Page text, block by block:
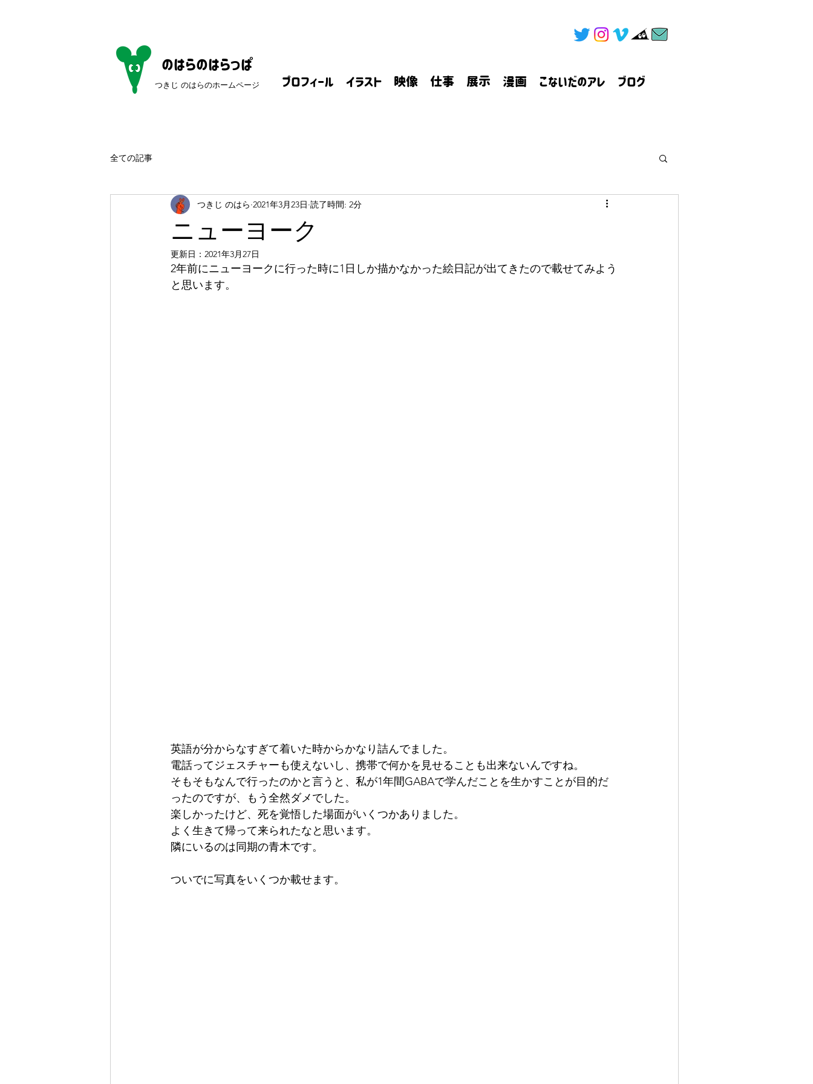
のはらのはらっぱ
つきじ のはらのホームページ​ プロフィール イラスト 映像 仕事 展示 漫画 こないだのアレ ブログ
全ての記事
ニューヨーク
つきじ のはら 2021年3月23日 読了時間: 2分
更新日： 2021年3月27日
2年前にニューヨークに行った時に1日しか描かなかった絵日記が出てきたので載せてみよう
と思います。
英語が分からなすぎて着いた時からかなり詰んでました。
電話ってジェスチャーも使えないし、携帯で何かを見せることも出来ないんですね。
そもそもなんで行ったのかと言うと、私が1年間GABAで学んだことを生かすことが目的だ
ったのですが、もう全然ダメでした。
楽しかったけど、死を覚悟した場面がいくつかありました。
よく生きて帰って来られたなと思います。
隣にいるのは同期の青木です。
ついでに写真をいくつか載せます。